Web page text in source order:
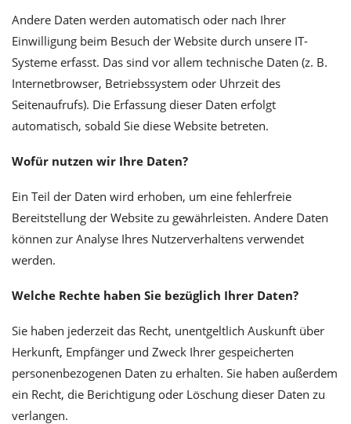
Andere Daten werden automatisch oder nach Ihrer
Einwilligung beim Besuch der Website durch unsere IT-
Systeme erfasst. Das sind vor allem technische Daten (z. B.
Internetbrowser, Betriebssystem oder Uhrzeit des
Seitenaufrufs). Die Erfassung dieser Daten erfolgt
automatisch, sobald Sie diese Website betreten.
Wofür nutzen wir Ihre Daten?
Ein Teil der Daten wird erhoben, um eine fehlerfreie
Bereitstellung der Website zu gewährleisten. Andere Daten
können zur Analyse Ihres Nutzerverhaltens verwendet
werden.
Welche Rechte haben Sie bezüglich Ihrer Daten?
Sie haben jederzeit das Recht, unentgeltlich Auskunft über
Herkunft, Empfänger und Zweck Ihrer gespeicherten
personenbezogenen Daten zu erhalten. Sie haben außerdem
ein Recht, die Berichtigung oder Löschung dieser Daten zu
verlangen.